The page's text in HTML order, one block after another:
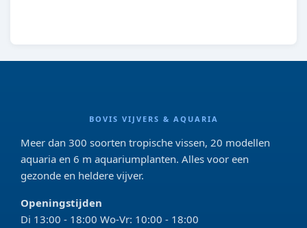
BOVIS VIJVERS & AQUARIA
Meer dan 300 soorten tropische vissen, 20 modellen
aquaria en 6 m aquariumplanten. Alles voor een
gezonde en heldere vijver.
Openingstijden
Di 13:00 - 18:00 Wo-Vr: 10:00 - 18:00